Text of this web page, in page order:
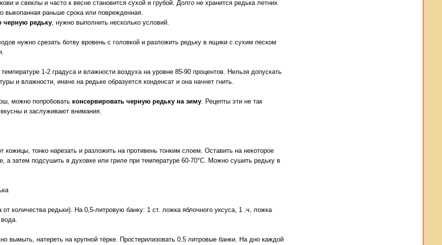
и свеклы и часто к весне становится сухой и грубой. Долго не хранится редька летних
выкопанная раньше срока или поврежденная.
черную редьку, нужно выполнить несколько условий.
нужно срезать ботву вровень с головкой и разложить редьку в ящики с сухим песком
1-2 градуса и влажности воздуха на уровне 85-90 процентов. Нельзя допускать
и влажности, иначе на редьке образуется конденсат и она начнет гнить.
можно попробовать консервировать черную редьку на зиму. Рецепты эти не так
и заслуживают внимания.
кожицы, тонко нарезать и разложить на противень тонким слоем. Оставить на некоторое
а затем подсушить в духовке или гриле при температуре 60-70°С. Можно сушить редьку в
от количества редьки). На 0,5-литровую банку: 1 ст. ложка яблочного уксуса, 1 .ч, ложка
вымыть, натереть на крупной тёрке. Простерилизовать 0,5 литровые банки. На дно каждой